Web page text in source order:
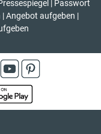
| Passwort
| Angebot aufgeben |